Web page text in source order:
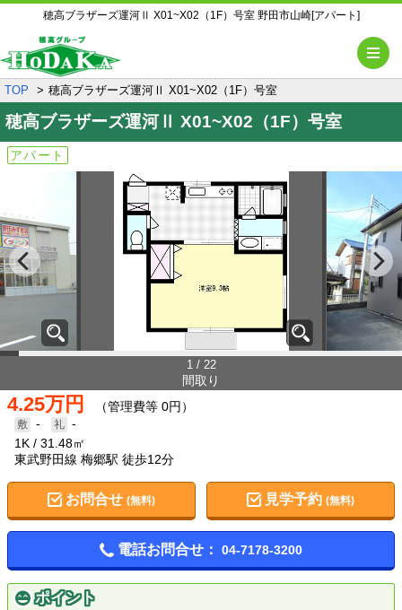
穂高ブラザーズ運河Ⅱ X01~X02（1F）号室 野田市山崎[アパート]
TOP 穂高ブラザーズ運河Ⅱ X01~X02（1F）号室
穂高ブラザーズ運河Ⅱ X01~X02（1F）号室
アパート
1 / 22
間取り
4.25万円 （管理費等 0円）
-
-
1K
31.48㎡
東武野田線 梅郷駅 徒歩12分
お問合せ (無料) 見学予約(無料)
電話お問合せ： 04-7178-3200
ポイント